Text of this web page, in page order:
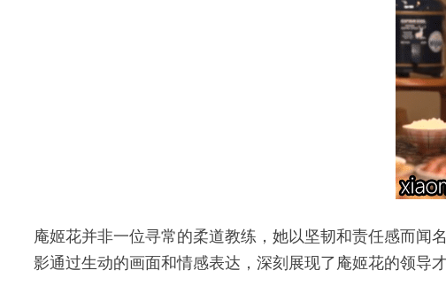
庵姬花并非一位寻常的柔道教练，她以坚韧和责任感而
影通过生动的画面和情感表达，深刻展现了庵姬花的领导